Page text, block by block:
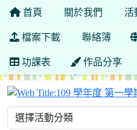
首頁 關於我們 活
檔案下載 聯絡簿
功課表 作品分享